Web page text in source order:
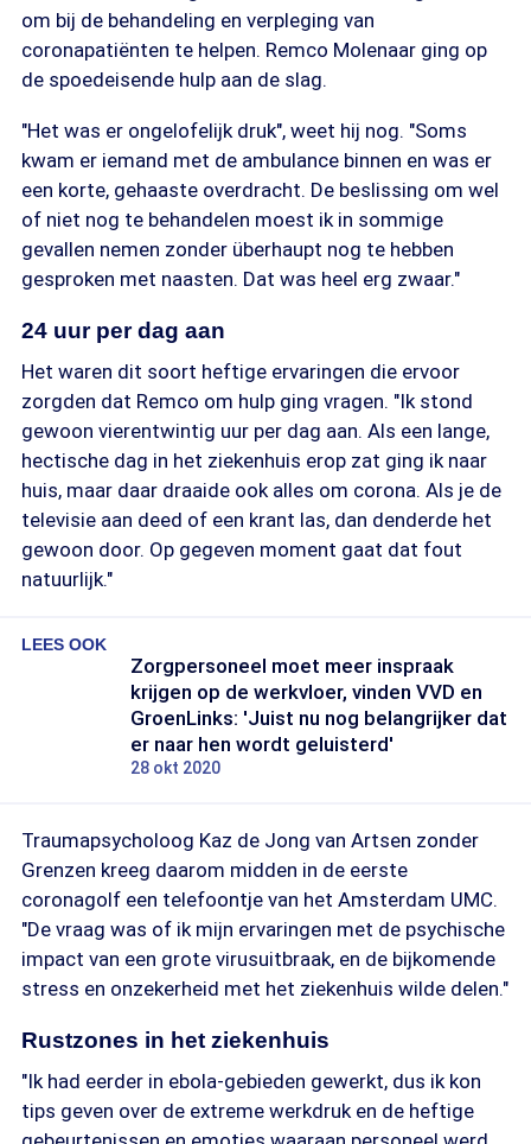
om bij de behandeling en verpleging van
coronapatiënten te helpen. Remco Molenaar ging op
de spoedeisende hulp aan de slag.
"Het was er ongelofelijk druk", weet hij nog. "Soms
kwam er iemand met de ambulance binnen en was er
een korte, gehaaste overdracht. De beslissing om wel
of niet nog te behandelen moest ik in sommige
gevallen nemen zonder überhaupt nog te hebben
gesproken met naasten. Dat was heel erg zwaar."
24 uur per dag aan
Het waren dit soort heftige ervaringen die ervoor
zorgden dat Remco om hulp ging vragen. "Ik stond
gewoon vierentwintig uur per dag aan. Als een lange,
hectische dag in het ziekenhuis erop zat ging ik naar
huis, maar daar draaide ook alles om corona. Als je de
televisie aan deed of een krant las, dan denderde het
gewoon door. Op gegeven moment gaat dat fout
natuurlijk."
LEES OOK
Zorgpersoneel moet meer inspraak
krijgen op de werkvloer, vinden VVD en
GroenLinks: 'Juist nu nog belangrijker dat
er naar hen wordt geluisterd'
28 okt 2020
Traumapsycholoog Kaz de Jong van Artsen zonder
Grenzen kreeg daarom midden in de eerste
coronagolf een telefoontje van het Amsterdam UMC.
"De vraag was of ik mijn ervaringen met de psychische
impact van een grote virusuitbraak, en de bijkomende
stress en onzekerheid met het ziekenhuis wilde delen."
Rustzones in het ziekenhuis
"Ik had eerder in ebola-gebieden gewerkt, dus ik kon
tips geven over de extreme werkdruk en de heftige